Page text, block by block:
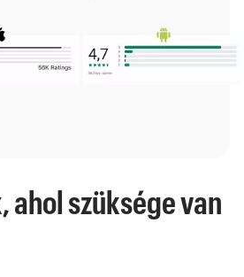
ahol szüksége van